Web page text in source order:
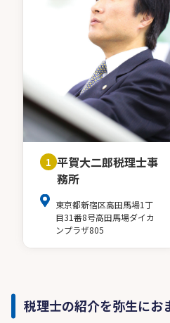
1 平賀大二郎税理士事
務所
東京都新宿区高田馬場1丁
目31番8号高田馬場ダイカ
ンプラザ805
税理士の紹介を弥生にお